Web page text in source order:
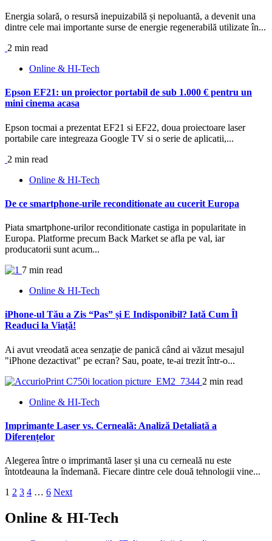
Energia solară, o resursă inepuizabilă și nepoluantă, a devenit una
dintre cele mai importante surse de energie regenerabilă utilizate în...
2 min read
Online & HI-Tech
Epson EF21: un proiector portabil de sub 1.000 € pentru un
mini cinema acasa
Epson tocmai a prezentat EF21 si EF22, doua proiectoare laser
portabile care integreaza Google TV si o serie de aplicatii,...
2 min read
Online & HI-Tech
De ce smartphone-urile reconditionate au cucerit Europa
Piata smartphone-urilor reconditionate castiga in popularitate in
Europa. Platforme precum Back Market se afla pe val, iar
producatorii sunt acum...
7 min read
Online & HI-Tech
iPhone-ul Tău a Zis “Pas” și E Indisponibil? Iată Cum Îl
Readuci la Viață!
Ai avut vreodată acea senzație de panică când ai văzut mesajul
"iPhone dezactivat" pe ecran? Sau, poate, te-ai trezit într-o...
2 min read
Online & HI-Tech
Imprimante Laser vs. Cerneală: Analiză Detaliată a
Diferențelor
Alegerea între o imprimantă laser și una cu cerneală nu este
întotdeauna la îndemană. Fiecare dintre cele două tehnologii vine...
Paginație
articole
1 2 3 4 … 6 Next
Online & HI-Tech